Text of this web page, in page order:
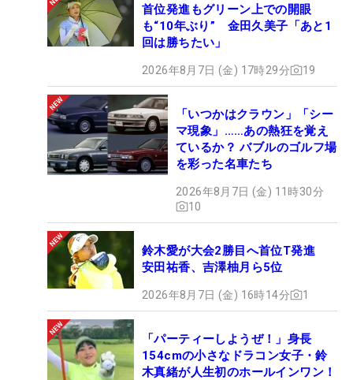
首位発進もグリーン上での開眼
も“10年ぶり” 金田久美子「あと1
回は勝ちたい」
2026年8月7日 (金) 17時29分 19
「いつかはクラウン」「シー
マ現象」……あの熱狂を覚え
ているか？ バブルのゴルフ場
を彩った名車たち
2026年8月7日 (金) 11時30分
10
鈴木愛が大会2勝目へ首位T発進
安田祐香、吉澤柚月ら5位
2026年8月7日 (金) 16時14分 1
「パーティーしようぜ！」身長
154cmの小さなドラコン女子・鈴
木真緒が人生初のホールインワン！